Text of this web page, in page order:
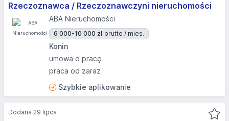
Rzeczoznawca / Rzeczoznawczyni nieruchomości
ABA Nieruchomości
6 000-10 000 zł brutto / mies.
Konin
umowa o pracę
praca od zaraz
Szybkie aplikowanie
Dodana 29 lipca